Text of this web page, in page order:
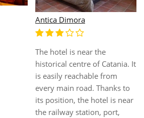
Antica Dimora
The hotel is near the
historical centre of Catania. It
is easily reachable from
every main road. Thanks to
its position, the hotel is near
the railway station, port,